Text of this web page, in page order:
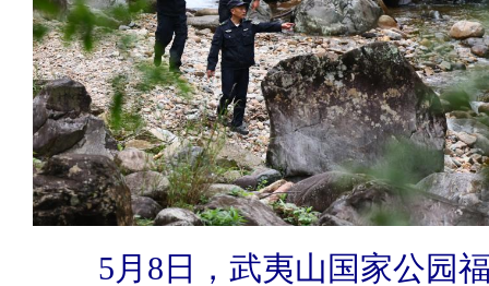
5月8日，武夷山国家公园福